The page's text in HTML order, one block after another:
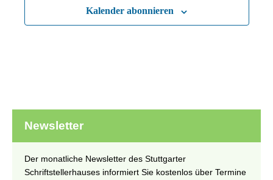
Kalender abonnieren
Newsletter
Der monatliche Newsletter des Stuttgarter
Schriftstellerhauses informiert Sie kostenlos über Termine